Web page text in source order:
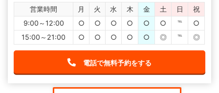
営業時間 月 火 水 木 金 土 日
祝
9:00～12:00
○ ○ ○ ○ ○ ○ ℡
○
15:00～21:00
○ ○ ○ ○ ○ ◎ ℡ ◎
電話で無料予約をする